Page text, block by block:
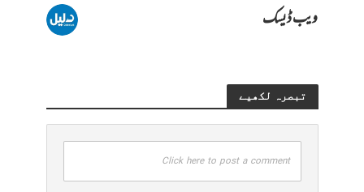
ویب ڈیسک
تبصرہ لکھیے
Click here to post a comment